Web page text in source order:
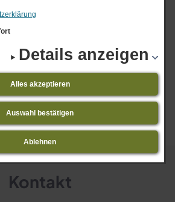
Details anzeigen
Alles akzeptieren
Auswahl bestätigen
Ablehnen
Werner Bach
Medizin und
und Psychotherapie
Kontakt